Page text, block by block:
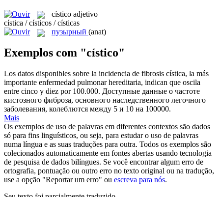
cístico adjetivo
cística / císticos / císticas
пузырный (anat)
Exemplos com "cístico"
Los datos disponibles sobre la incidencia de fibrosis cística, la más
importante enfermedad pulmonar hereditaria, indican que oscila
entre cinco y diez por 100.000. Доступные данные о частоте
кистозного фиброза, основного наследственного легочного
заболевания, колеблются между 5 и 10 на 100000.
Mais
Os exemplos de uso de palavras em diferentes contextos são dados
só para fins linguísticos, ou seja, para estudar o uso de palavras
numa língua e as suas traduções para outra. Todos os exemplos são
colecionados automaticamente em fontes abertas usando tecnologia
de pesquisa de dados bilíngues. Se você encontrar algum erro de
ortografia, pontuação ou outro erro no texto original ou na tradução,
use a opção "Reportar um erro" ou escreva para nós.